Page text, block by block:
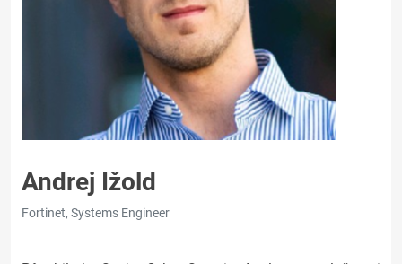
Andrej Ižold
Fortinet, Systems Engineer